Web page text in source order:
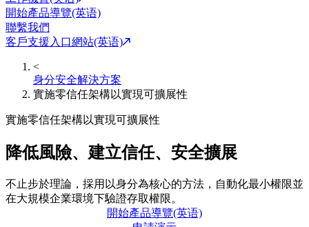
開始產品導覽(英语)
聯繫我們
客戶支援入口網站(英语)
<
身分安全解決方案
實施零信任架構以實現可擴展性
實施零信任架構以實現可擴展性
降低風險、建立信任、安全擴展
不止步於理論，採用以身分為核心的方法，自動化最小權限並
在大規模企業環境下驗證存取權限。
開始產品導覽(英语)